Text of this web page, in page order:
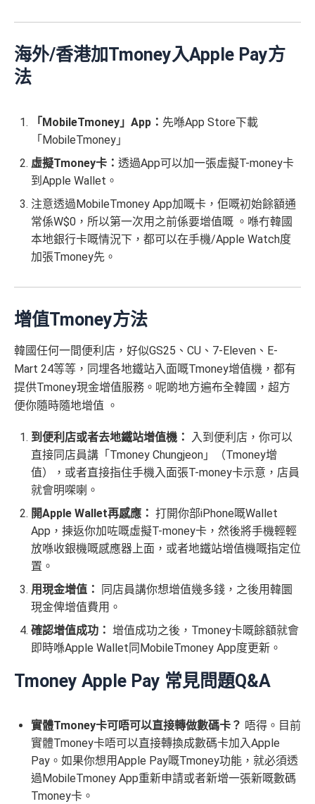
海外/香港加Tmoney入Apple Pay方
法
「MobileTmoney」App： 先喺App Store下載
「MobileTmoney」
虛擬Tmoney卡： 透過App可以加一張虛擬T-money卡
到Apple Wallet。
注意透過MobileTmoney App加嘅卡，佢嘅初始餘額通
常係W$0，所以第一次用之前係要增值嘅 。喺冇韓國
本地銀行卡嘅情況下，都可以在手機/Apple Watch度
加張Tmoney先。
增值Tmoney方法
韓國任何一間便利店，好似GS25、CU、7-Eleven、E-
Mart 24等等，同埋各地鐵站入面嘅Tmoney增值機，都有
提供Tmoney現金增值服務。呢啲地方遍布全韓國，超方
便你隨時隨地增值 。
到便利店或者去地鐵站增值機：
入到便利店，你可以
直接同店員講「Tmoney Chungjeon」（Tmoney增
值），或者直接指住手機入面張T-money卡示意，店員
就會明㗎喇。
開Apple Wallet再感應： 打開你部iPhone嘅Wallet
App，揀返你加咗嘅虛擬T-money卡，然後將手機輕輕
放喺收銀機嘅感應器上面，或者地鐵站增值機嘅指定位
置。
用現金增值：
同店員講你想增值幾多錢，之後用韓圜
現金俾增值費用。
確認增值成功： 增值成功之後，Tmoney卡嘅餘額就會
即時喺Apple Wallet同MobileTmoney App度更新。
Tmoney Apple Pay 常見問題Q&A
實體Tmoney卡可唔可以直接轉做數碼卡？ 唔得。目前
實體Tmoney卡唔可以直接轉換成數碼卡加入Apple
Pay。如果你想用Apple Pay嘅Tmoney功能，就必須透
過MobileTmoney App重新申請或者新增一張新嘅數碼
Tmoney卡。